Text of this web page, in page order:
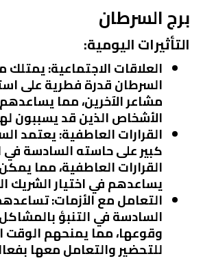
برج السرطان
التأثيرات اليومية:
العلاقات الاجتماعية:يمتلك
السرطان قدرة فطرية على
مشاعر الآخرين، مما
الأشخاص الذين قد يسببون
القرارات العاطفية:يعتمد
كبير على حاسته السادسة في
القرارات العاطفية، مما
يساعدهم في اختيار الشريك
التعامل مع الأزمات:
السادسة في التنبؤ
وقوعها، مما يمنحهم الوقت
للتحضير والتعامل معها